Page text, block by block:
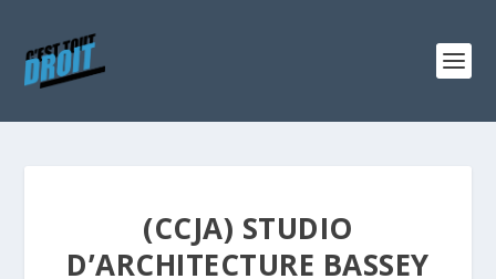
(CCJA) STUDIO
D’ARCHITECTURE BASSEY